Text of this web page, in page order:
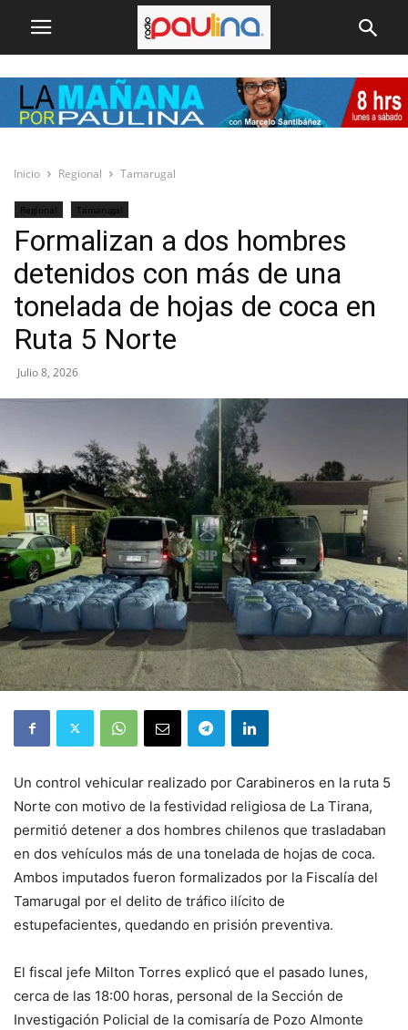
Inicio Regional Tamarugal
Regional Tamarugal
Formalizan a dos hombres
detenidos con más de una
tonelada de hojas de coca en
Ruta 5 Norte
Julio 8, 2026
Un control vehicular realizado por Carabineros en la ruta 5
Norte con motivo de la festividad religiosa de La Tirana,
permitió detener a dos hombres chilenos que trasladaban
en dos vehículos más de una tonelada de hojas de coca.
Ambos imputados fueron formalizados por la Fiscalía del
Tamarugal por el delito de tráfico ilícito de
estupefacientes, quedando en prisión preventiva.
El fiscal jefe Milton Torres explicó que el pasado lunes,
cerca de las 18:00 horas, personal de la Sección de
Investigación Policial de la comisaría de Pozo Almonte